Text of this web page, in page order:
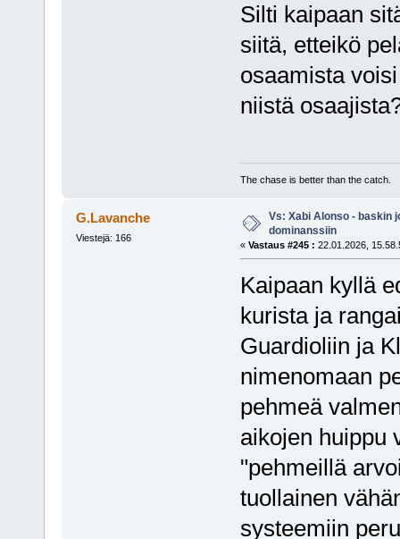
Silti kaipaan
siitä, etteikö
osaamista
niistä
The chase is better than the catch.
G.Lavanche
Viestejä: 166
Vs: Xabi Alonso - baskin
dominanssiin
« Vastaus #245 : 22.01.2026,
Kaipaan kyllä
kurista ja
Guardioliin ja
nimenomaan
pehmeä
aikojen huippu
"pehmeillä
tuollainen
systeemiin